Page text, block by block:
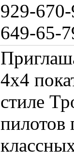
929-
649-65-
4х4
стиле
пилотов